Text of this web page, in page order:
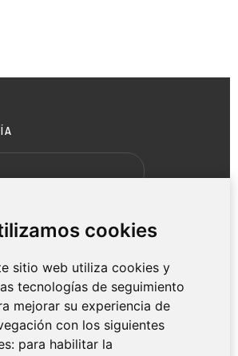
cookies
sitio web utiliza cookies y
tecnologías de seguimiento
mejorar su experiencia de
con los siguientes
para habilitar la
y condiciones